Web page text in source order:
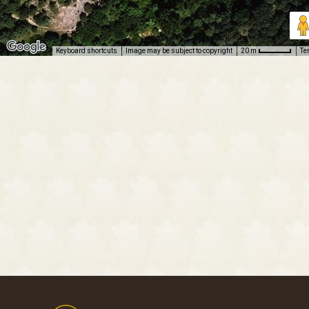
Keyboard shortcuts Image may be subject to copyright 20 m